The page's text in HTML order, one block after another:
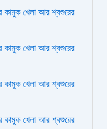
কামুক খেলা আর শ্বশুরের
কামুক খেলা আর শ্বশুরের
কামুক খেলা আর শ্বশুরের
কামুক খেলা আর শ্বশুরের